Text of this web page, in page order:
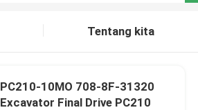
Tentang kita
PC210-10MO 708-8F-31320
Excavator Final Drive PC210